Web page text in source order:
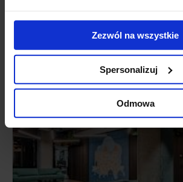
Zezwól na wszystkie
Spersonalizuj
Odmowa
serviced office